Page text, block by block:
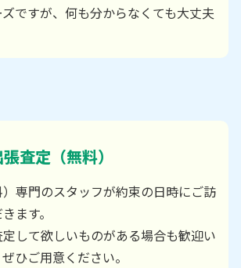
ですが、何も分からなくても大丈夫
査定（無料）
専門のスタッフが約束の日時にご訪
ます。
して欲しいものがある場合も歓迎い
ひご用意ください。